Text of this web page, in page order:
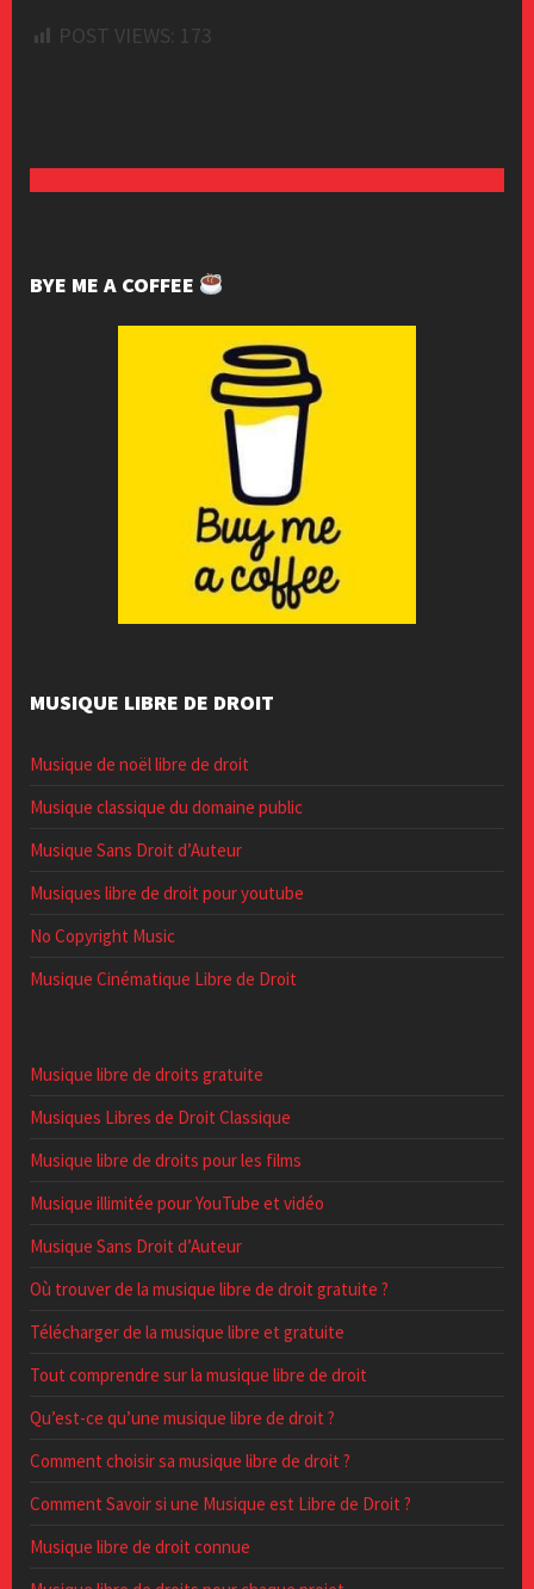
POST VIEWS: 173
BYE ME A COFFEE
MUSIQUE LIBRE DE DROIT
Musique de noël libre de droit
Musique classique du domaine public
Musique Sans Droit d’Auteur
Musiques libre de droit pour youtube
No Copyright Music
Musique Cinématique Libre de Droit
Musique libre de droits gratuite
Musiques Libres de Droit Classique
Musique libre de droits pour les films
Musique illimitée pour YouTube et vidéo
Musique Sans Droit d’Auteur
Où trouver de la musique libre de droit gratuite ?
Télécharger de la musique libre et gratuite
Tout comprendre sur la musique libre de droit
Qu’est-ce qu’une musique libre de droit ?
Comment choisir sa musique libre de droit ?
Comment Savoir si une Musique est Libre de Droit ?
Musique libre de droit connue